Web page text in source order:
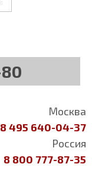
Москва
8 495 640-04-37
Россия
8 800 777-87-35